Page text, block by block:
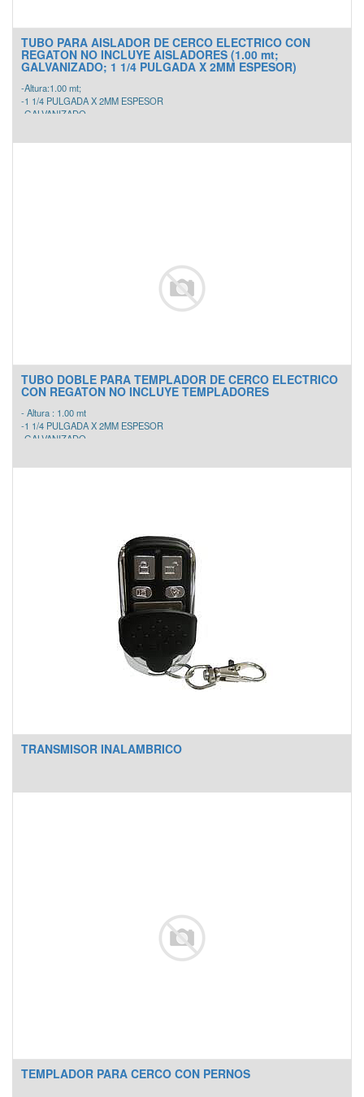
TUBO PARA AISLADOR DE CERCO ELECTRICO CON
REGATON NO INCLUYE AISLADORES (1.00 mt;
GALVANIZADO; 1 1/4 PULGADA X 2MM ESPESOR)
-Altura:1.00 mt;
-1 1/4 PULGADA X 2MM ESPESOR
-GALVANIZADO
TUBO DOBLE PARA TEMPLADOR DE CERCO ELECTRICO
CON REGATON NO INCLUYE TEMPLADORES
- Altura : 1.00 mt
-1 1/4 PULGADA X 2MM ESPESOR
-GALVANIZADO
TRANSMISOR INALAMBRICO
TEMPLADOR PARA CERCO CON PERNOS